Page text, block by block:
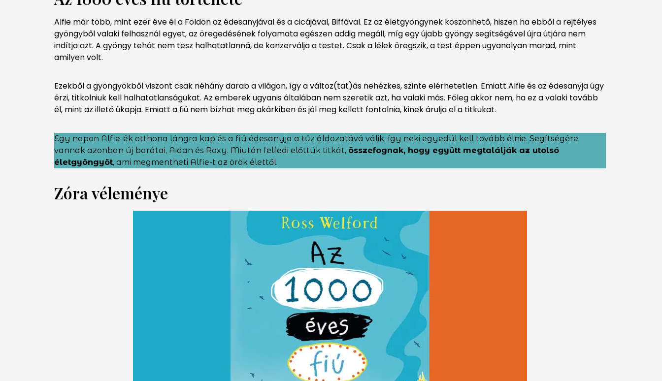
Alfie már több, mint ezer éve él a Földön az édesanyjával és a cicájával, Biffával. Ez az életgyöngynek köszönhető, hiszen ha ebből a rejtélyes
gyöngyből valaki felhasznál egyet, az öregedésének folyamata egészen addig megáll, míg egy újabb gyöngy segítségével újra útjára nem
indítja azt. A gyöngy tehát nem tesz halhatatlanná, de konzerválja a testet. Csak a lélek öregszik, a test éppen ugyanolyan marad, mint
amilyen volt.
Ezekből a gyöngyökből viszont csak néhány darab a világon, így a változ(tat)ás nehézkes, szinte elérhetetlen. Emiatt Alfie és az édesanyja úgy
érzi, titkolniuk kell halhatatlanságukat. Az emberek ugyanis általában nem szeretik azt, ha valaki más. Főleg akkor nem, ha ez a valaki tovább
él, mint az illető ükapja. Emiatt a fiú nem bízhat meg akárkiben és jól meg kellett fontolnia, kinek árulja el a titkukat.
Egy napon Alfie-ék otthona lángra kap és a fiú édesanyja a tűz áldozatává válik, így neki egyedül kell tovább élnie. Segítségére
vannak azonban új barátai, Aidan és Roxy. Miután felfedi előttük titkát, összefognak, hogy együtt megtalálják az utolsó
életgyöngyöt, ami megmentheti Alfie-t az örök élettől.
Zóra véleménye